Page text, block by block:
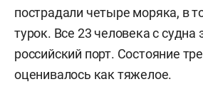
пострадали четыре моряка, в
турок. Все 23 человека с судна
российский порт. Состояние
оценивалось как тяжелое.